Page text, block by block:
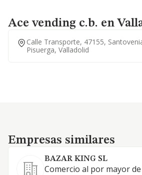
Ace vending c.b. en
Calle Transporte, 47155,
Pisuerga, Valladolid
Empresas similares
Empresas similares
BAZAR KING SL
Comercio al por mayor de